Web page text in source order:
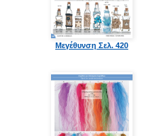
Μεγέθυνση Σελ. 420